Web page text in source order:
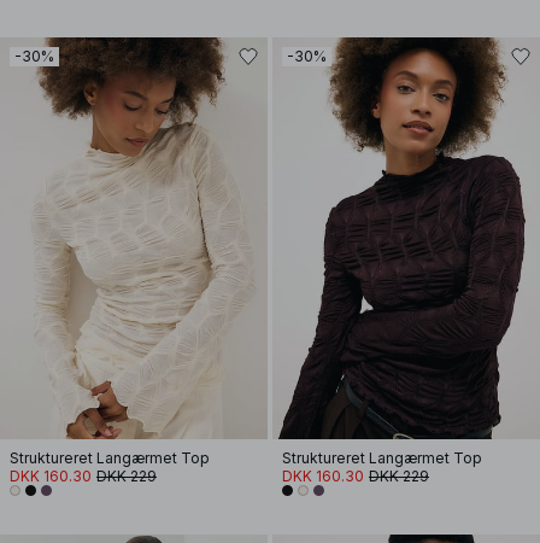
-30%
Struktureret Langærmet Top
DKK 160.30 DKK 229
-30%
Struktureret Langærmet Top
DKK 160.30 DKK 229